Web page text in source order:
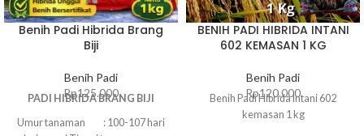
Benih Padi Hibrida Brang
Biji
Benih Padi
Rp125.000
PADI HIBRIDA BRANG BIJI
Umur tanaman : 100-107 hari
BENIH PADI HIBRIDA INTANI
602 KEMASAN 1 KG
Benih Padi
Rp120.000
Benih Padi Hibrida Intani 602
kemasan 1 kg